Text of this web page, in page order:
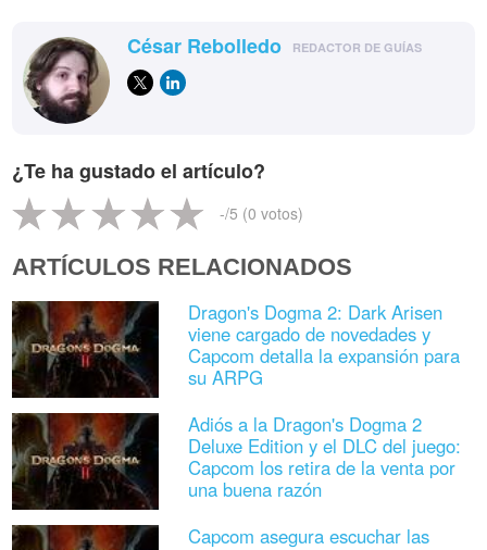
César Rebolledo REDACTOR DE GUÍAS
¿Te ha gustado el artículo?
-/5 (0 votos)
ARTÍCULOS RELACIONADOS
Dragon's Dogma 2: Dark Arisen
viene cargado de novedades y
Capcom detalla la expansión para
su ARPG
Adiós a la Dragon's Dogma 2
Deluxe Edition y el DLC del juego:
Capcom los retira de la venta por
una buena razón
Capcom asegura escuchar las